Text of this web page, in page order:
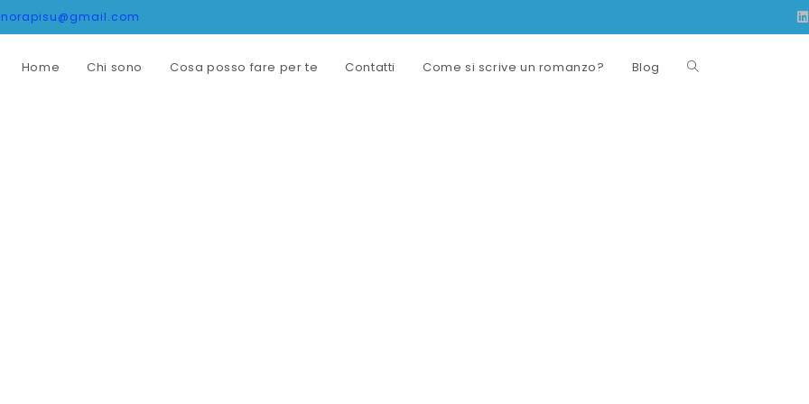
Home Chi sono Cosa posso fare per te Contatti Come si scrive un romanzo? Blog Attiva/disattiva